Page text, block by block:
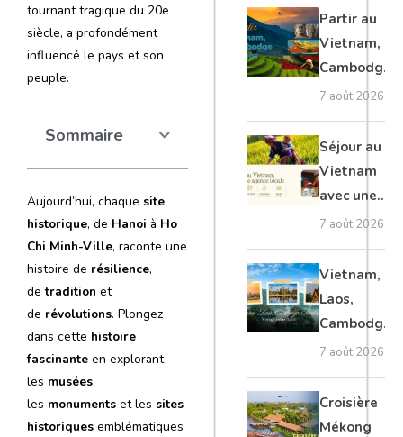
tournant tragique du 20e
siècle, a profondément
influencé le pays et son
peuple.
Sommaire
Aujourd’hui, chaque site
historique, de Hanoi à Ho
Chi Minh-Ville, raconte une
histoire de résilience,
detradition et
de révolutions. Plongez
dans cette histoire
fascinante en explorant
les musées,
les monuments et les sites
historiques emblématiques
Partir au
Vietnam,
Cambodge
et Laos :
voyage
authentique
7 août 2026
Séjour au
Vietnam
avec une
agence
locale :
guide
complet
7 août 2026
Vietnam,
Laos,
Cambodge,
Thaïlande :
voyage
authentique
7 août 2026
Croisière
Mékong